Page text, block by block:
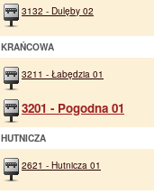
3132 - Dulęby 02
KRAŃCOWA
3211 - Łabędzia 01
3201 - Pogodna 01
HUTNICZA
2621 - Hutnicza 01